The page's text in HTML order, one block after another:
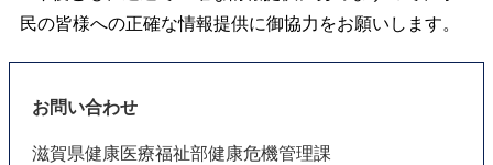
民の皆様への正確な情報提供に御協力をお願いします。
お問い合わせ
滋賀県健康医療福祉部健康危機管理課